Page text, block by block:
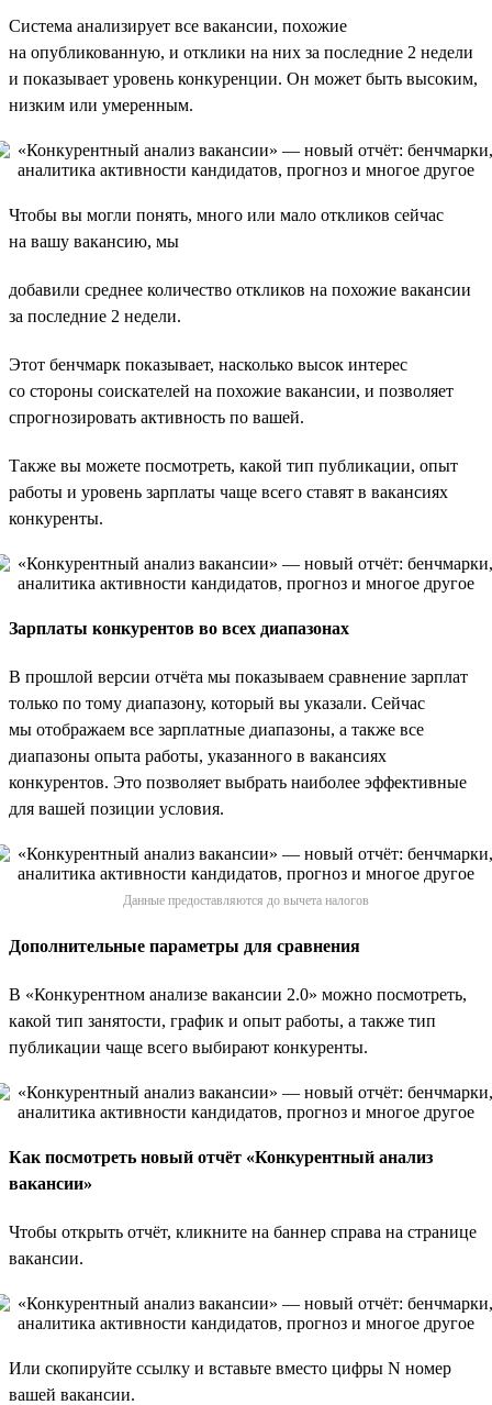
Система анализирует все вакансии, похожие
на опубликованную, и отклики на них за последние 2 недели
и показывает уровень конкуренции. Он может быть высоким,
низким или умеренным.
Чтобы вы могли понять, много или мало откликов сейчас
на вашу вакансию, мы
добавили среднее количество откликов на похожие вакансии
за последние 2 недели.
Этот бенчмарк показывает, насколько высок интерес
со стороны соискателей на похожие вакансии, и позволяет
спрогнозировать активность по вашей.
Также вы можете посмотреть, какой тип публикации, опыт
работы и уровень зарплаты чаще всего ставят в вакансиях
конкуренты.
Зарплаты конкурентов во всех диапазонах
В прошлой версии отчёта мы показываем сравнение зарплат
только по тому диапазону, который вы указали. Сейчас
мы отображаем все зарплатные диапазоны, а также все
диапазоны опыта работы, указанного в вакансиях
конкурентов. Это позволяет выбрать наиболее эффективные
для вашей позиции условия.
Данные предоставляются до вычета налогов
Дополнительные параметры для сравнения
В «Конкурентном анализе вакансии 2.0» можно посмотреть,
какой тип занятости, график и опыт работы, а также тип
публикации чаще всего выбирают конкуренты.
Как посмотреть новый отчёт «Конкурентный анализ
вакансии»
Чтобы открыть отчёт, кликните на баннер справа на странице
вакансии.
Или скопируйте ссылку и вставьте вместо цифры N номер
вашей вакансии.